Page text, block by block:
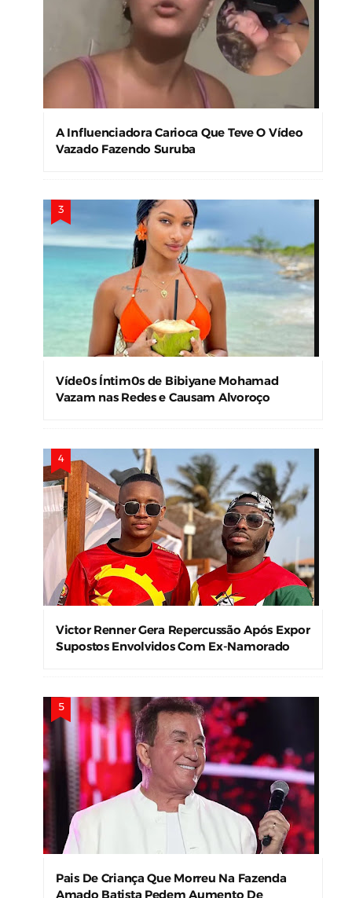
A Influenciadora Carioca Que Teve O Vídeo
Vazado Fazendo Suruba
Víde0s Íntim0s de Bibiyane Mohamad
Vazam nas Redes e Causam Alvoroço
Victor Renner Gera Repercussão Após Expor
Supostos Envolvidos Com Ex-Namorado
Pais De Criança Que Morreu Na Fazenda
Amado Batista Pedem Aumento De